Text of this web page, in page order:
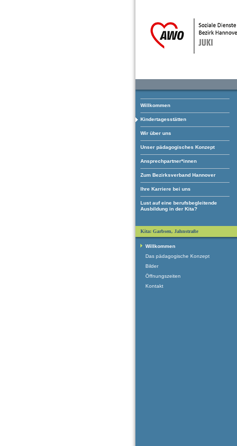
Willkommen
Kindertagesstätten
Wir über uns
Unser pädagogisches Konzept
Ansprechpartner*innen
Zum Bezirksverband Hannover
Ihre Karriere bei uns
Lust auf eine berufsbegleitende
Ausbildung in der Kita?
Kita: Garbsen, Jahnstraße
Willkommen
Das pädagogische Konzept
Bilder
Öffnungszeiten
Kontakt